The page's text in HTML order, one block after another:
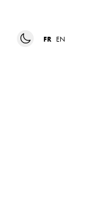
FR EN